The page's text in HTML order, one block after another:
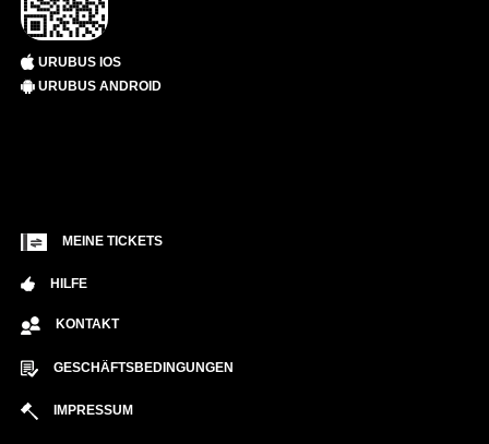
URUBUS IOS
URUBUS ANDROID
MEINE TICKETS
HILFE
KONTAKT
GESCHÄFTSBEDINGUNGEN
IMPRESSUM